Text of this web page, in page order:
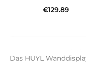
€129.89
Das HUYL